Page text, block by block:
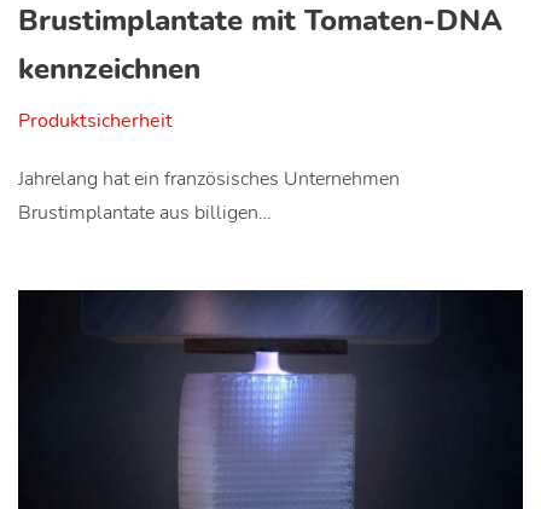
Brustimplantate mit Tomaten-DNA
kennzeichnen
Produktsicherheit
Jahrelang hat ein französisches Unternehmen
Brustimplantate aus billigen…